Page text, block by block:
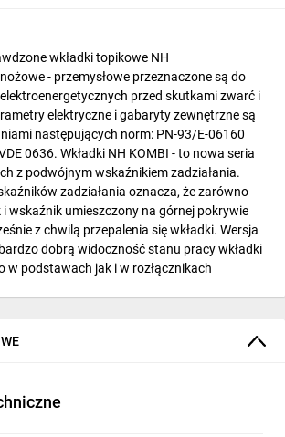
wkładki topikowe NH
- przemysłowe przeznaczone są do
przed skutkami zwarć i
elektryczne i gabaryty zewnętrzne są
następujących norm: PN-93/E-06160
0636. Wkładki NH KOMBI - to nowa seria
z podwójnym wskaźnikiem zadziałania.
zadziałania oznacza, że zarówno
i wskaźnik umieszczony na górnej pokrywie
z chwilą przepalenia się wkładki. Wersja
dobrą widoczność stanu pracy wkładki
w podstawach jak i w rozłącznikach
indentyfikacyjny nadany przez producenta.
przez producenta.